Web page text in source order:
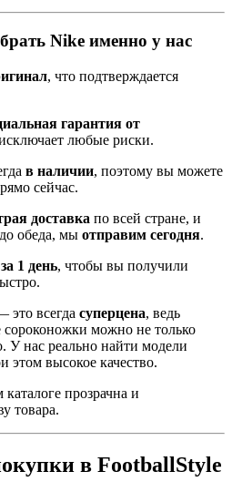
Nike именно у нас
, что подтверждается
гарантия от
любые риски.
в наличии, поэтому вы можете
сейчас.
доставка по всей стране, и
обеда, мы отправим сегодня.
1 день, чтобы вы получили
всегда суперцена, ведь
сороконожки можно не только
У нас реально найти модели
этом высокое качество.
прозрачна и
товара.
в FootballStyle